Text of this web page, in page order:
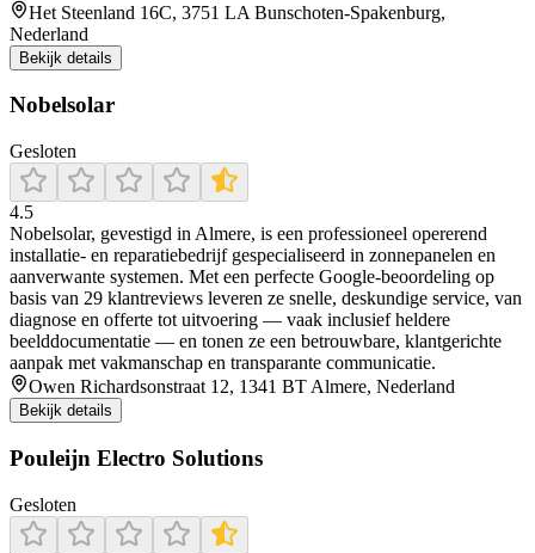
Het Steenland 16C, 3751 LA Bunschoten-Spakenburg,
Nederland
Bekijk details
Nobelsolar
Gesloten
4.5
Nobelsolar, gevestigd in Almere, is een professioneel opererend
installatie- en reparatiebedrijf gespecialiseerd in zonnepanelen en
aanverwante systemen. Met een perfecte Google-beoordeling op
basis van 29 klantreviews leveren ze snelle, deskundige service, van
diagnose en offerte tot uitvoering — vaak inclusief heldere
beelddocumentatie — en tonen ze een betrouwbare, klantgerichte
aanpak met vakmanschap en transparante communicatie.
Owen Richardsonstraat 12, 1341 BT Almere, Nederland
Bekijk details
Pouleijn Electro Solutions
Gesloten